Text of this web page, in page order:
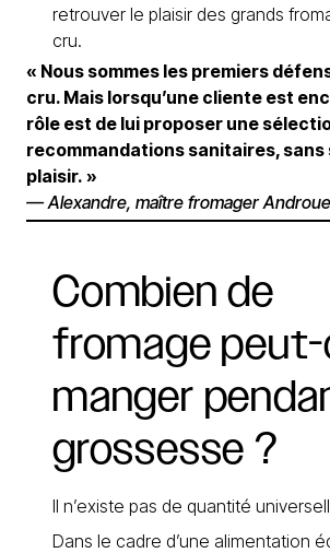
retrouver le plaisir des grands
cru.
« Nous sommes les premiers
cru. Mais lorsqu’une cliente est
rôle est de lui proposer une
recommandations sanitaires,
plaisir. »
— Alexandre, maître fromager
Combien de
fromage
manger
grossesse ?
Il n’existe pas de quantité
Dans le cadre d’une alimentation